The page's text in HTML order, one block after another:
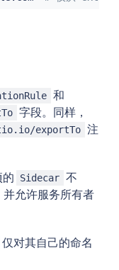
和
字段。同样，
exportTo 注
Sidecar 不
允许服务所有者
仅对其自己的命名